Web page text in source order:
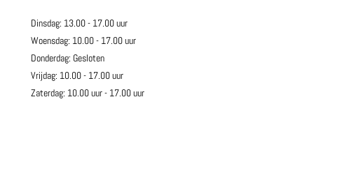
Dinsdag: 13.00 - 17.00 uur
Woensdag: 10.00 - 17.00 uur
Donderdag: Gesloten
Vrijdag: 10.00 - 17.00 uur
Zaterdag: 10.00 uur - 17.00 uur